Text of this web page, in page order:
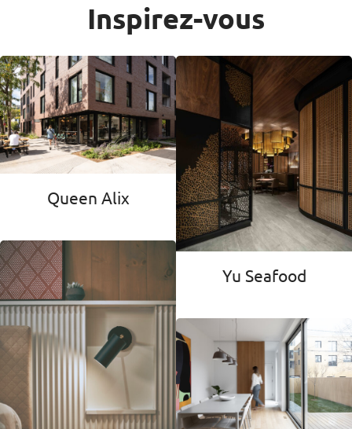
Inspirez-vous
Queen Alix
Yu Seafood